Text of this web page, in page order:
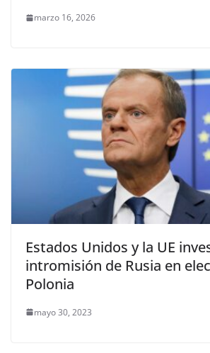
marzo 16, 2026
Estados Unidos y la UE
intromisión de Rusia en
Polonia
mayo 30, 2023